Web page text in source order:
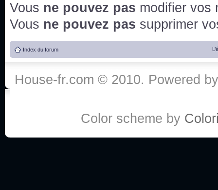
Vous ne pouvez pas modifier vos
Vous ne pouvez pas supprimer
Index du forum
House-fr.com © 2010. Powered
Color scheme by